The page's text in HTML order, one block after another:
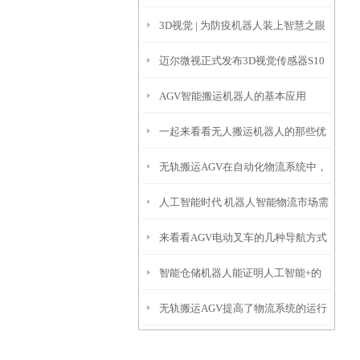
宠
3D视觉 | 为防疫机器人装上智慧之眼
迈尔微视正式发布3D视觉传感器S10
Pro/S10，助力移动机器人从室内走向
室外
AGV智能搬运机器人的基本应用
一起来看看无人搬运机器人的那些优
势吧！
无轨搬运AGV在自动化物流系统中，
实现经济、灵活的无人化生产
人工智能时代 机器人智能物流市场需
求火热
来看看AGV电动叉车的几种导航方式
智能仓储机器人能证明人工智能+的
无限可能吗？
无轨搬运AGV提高了物流系统的运行